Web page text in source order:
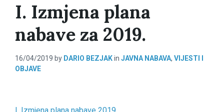
I. Izmjena plana
nabave za 2019.
16/04/2019 by DARIO BEZJAKin JAVNA NABAVA, VIJESTI I
OBJAVE